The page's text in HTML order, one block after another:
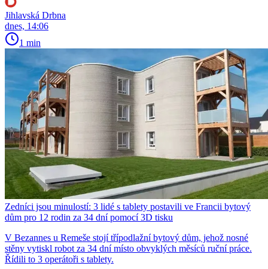
Jihlavská Drbna
dnes, 14:06
1 min
Zedníci jsou minulostí: 3 lidé s tablety postavili ve Francii bytový
dům pro 12 rodin za 34 dní pomocí 3D tisku
V Bezannes u Remeše stojí třípodlažní bytový dům, jehož nosné
stěny vytiskl robot za 34 dní místo obvyklých měsíců ruční práce.
Řídili to 3 operátoři s tablety.